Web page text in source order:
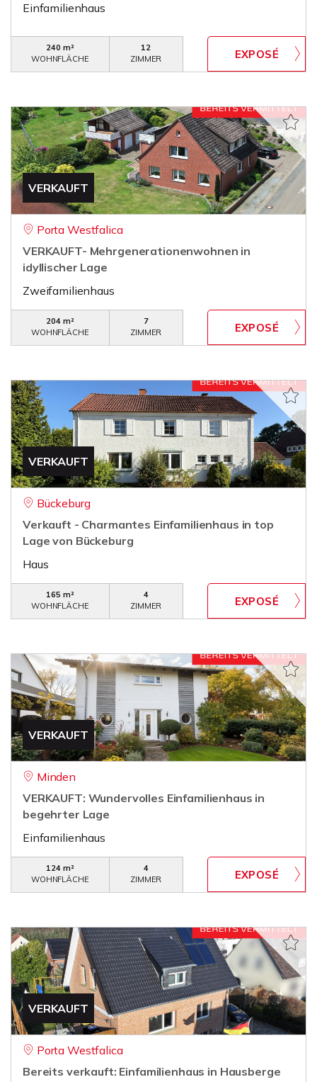
Einfamilienhaus
240 m²
WOHNFLÄCHE
12
ZIMMER
VERKAUFT
Porta Westfalica
VERKAUFT- Mehrgenerationenwohnen in
idyllischer Lage
Zweifamilienhaus
204 m²
WOHNFLÄCHE
7
ZIMMER
VERKAUFT
Bückeburg
Verkauft - Charmantes Einfamilienhaus in top
Lage von Bückeburg
Haus
165 m²
WOHNFLÄCHE
4
ZIMMER
VERKAUFT
Minden
VERKAUFT: Wundervolles Einfamilienhaus in
begehrter Lage
Einfamilienhaus
124 m²
WOHNFLÄCHE
4
ZIMMER
VERKAUFT
Porta Westfalica
Bereits verkauft: Einfamilienhaus in Hausberge